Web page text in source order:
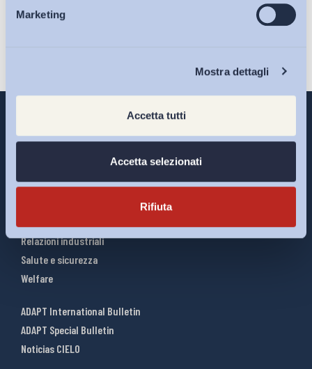
Marketing
Mostra dettagli
Accetta tutti
Accetta selezionati
Rifiuta
Eventi
Infografiche
Relazioni industriali
Salute e sicurezza
Welfare
ADAPT International Bulletin
ADAPT Special Bulletin
Noticias CIELO